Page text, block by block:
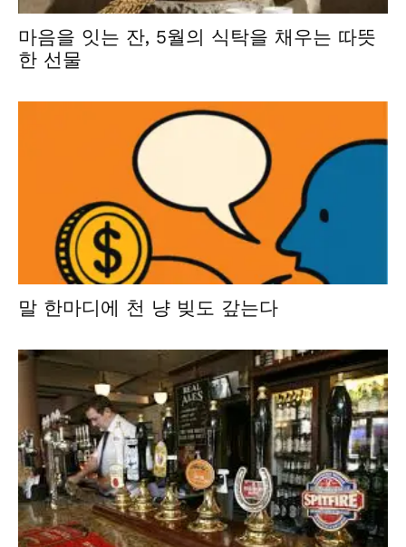
마음을 잇는 잔, 5월의 식탁을 채우는 따뜻
한 선물
말 한마디에 천 냥 빚도 갚는다